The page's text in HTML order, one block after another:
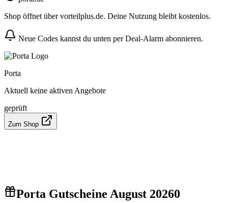
Shop öffnet über vorteilplus.de. Deine Nutzung bleibt kostenlos.
Neue Codes kannst du unten per Deal-Alarm abonnieren.
Porta
Aktuell keine aktiven Angebote
geprüft
Zum Shop
Porta Gutscheine August 20260